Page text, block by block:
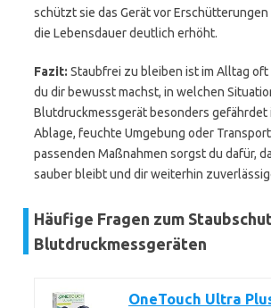
schützt sie das Gerät vor Erschütterungen
die Lebensdauer deutlich erhöht.
Fazit: Staubfrei zu bleiben ist im Alltag oft
du dir bewusst machst, in welchen
Blutdruckmessgerät besonders gefährdet
Ablage, feuchte Umgebung oder
passenden Maßnahmen sorgst du dafür,
sauber bleibt und dir weiterhin
Häufige Fragen zum
Blutdruckmessgeräten
OneTouch Ultra